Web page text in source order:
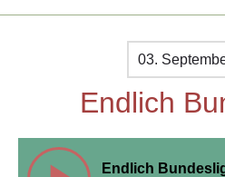
03.
Endlich
Endlich